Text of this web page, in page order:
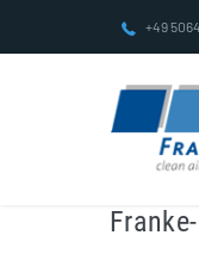
+49